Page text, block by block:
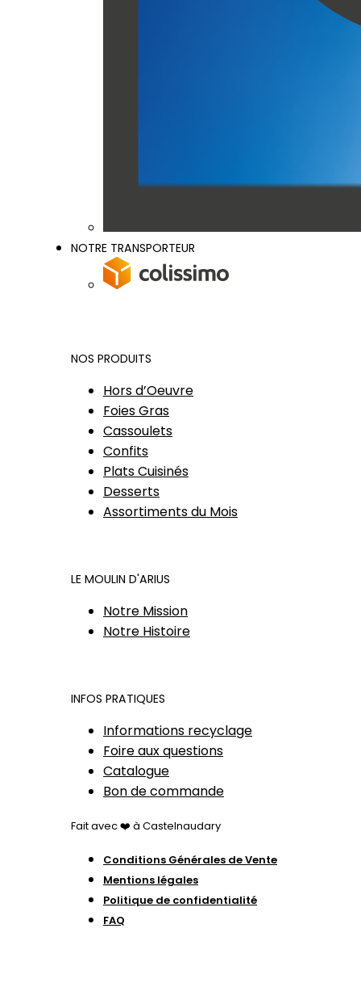
NOTRE TRANSPORTEUR
NOS PRODUITS
Hors d’Oeuvre
Foies Gras
Cassoulets
Confits
Plats Cuisinés
Desserts
Assortiments du Mois
LE MOULIN D'ARIUS
Notre Mission
Notre Histoire
INFOS PRATIQUES
Informations recyclage
Foire aux questions
Catalogue
Bon de commande
Fait avec ❤️ à Castelnaudary
Conditions Générales de Vente
Mentions légales
Politique de confidentialité
FAQ